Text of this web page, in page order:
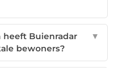
heeft Buienradar
bewoners?
▼